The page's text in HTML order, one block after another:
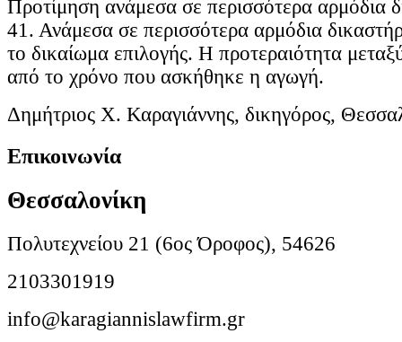
Προτίμηση ανάμεσα σε περισσότερα αρμόδια
41. Ανάμεσα σε περισσότερα αρμόδια
το δικαίωμα επιλογής. Η προτεραιότητα
από το χρόνο που ασκήθηκε η αγωγή.
Δημήτριος Χ. Καραγιάννης, δικηγόρος,
Επικοινωνία
Θεσσαλονίκη
Πολυτεχνείου 21 (6ος Όροφος), 54626
2103301919
info@karagiannislawfirm.gr